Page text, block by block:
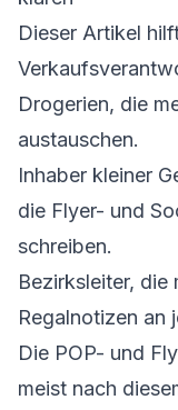
Dieser Artikel
Drogerien, die
austauschen.
Inhaber kleiner
die Flyer- und
schreiben.
Bezirksleiter, die
Regalnotizen an
Die POP- und
meist nach